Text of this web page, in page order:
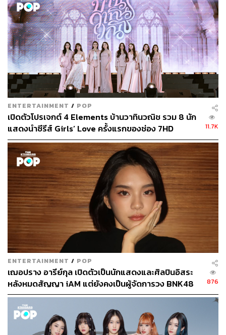
7876&set=a.171784014616545
TAGS: เนย-กานต์ธีรา วัชรทัศนกุล
บริษัท Independent Artist Management จำกัด (iAM)
Lyra
257
ABOUT THE AUTHOR
สุพัฒน์ ศิวะพรพันธ์
Content Creator ผู้หลงใหลในทุกศาสตร์และ
วัฒนธรรมของประเทศญี่ปุ่น
ENTERTAINMENT / POP
เปิดตัวโปรเจกต์ 4 Elements บ้านวาทินวณิช รวม 8 นัก
แสดงนำซีรีส์ Girls’ Love ครั้งแรกของช่อง 7HD
11.7K
ENTERTAINMENT / POP
เฌอปราง อารีย์กุล เปิดตัวเป็นนักแสดงและศิลปินอิสระ
หลังหมดสัญญา iAM แต่ยังคงเป็นผู้จัดการวง BNK48
ต่อไป
876